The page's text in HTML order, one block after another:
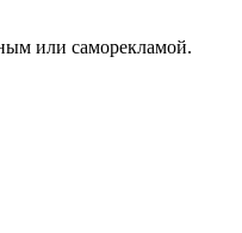
или саморекламой.